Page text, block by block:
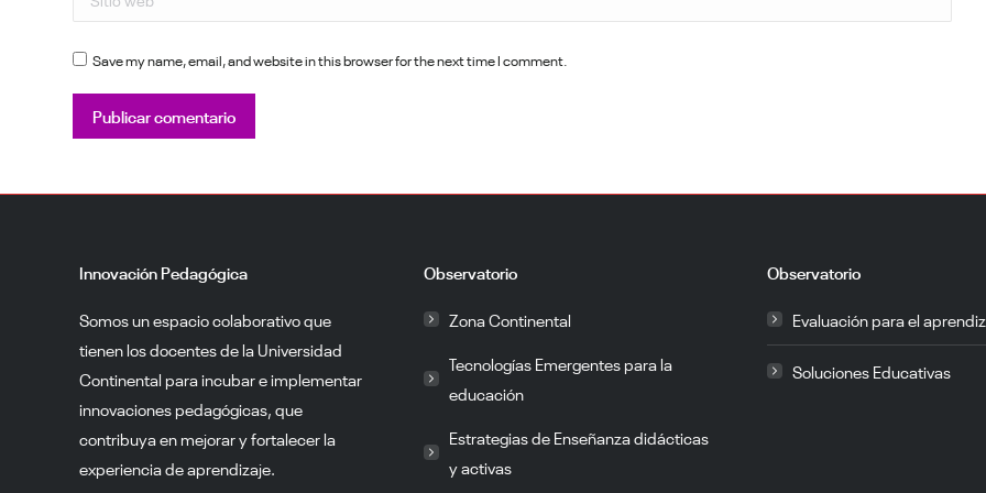
Save my name, email, and website in this browser for the next time I comment.
Publicar comentario
Innovación Pedagógica
Somos un espacio colaborativo que
tienen los docentes de la Universidad
Continental para incubar e implementar
innovaciones pedagógicas, que
contribuya en mejorar y fortalecer la
experiencia de aprendizaje.
Observatorio
Zona Continental
Tecnologías Emergentes para la
educación
Estrategias de Enseñanza didácticas
y activas
Observatorio
Evaluación para el
Soluciones Educativas